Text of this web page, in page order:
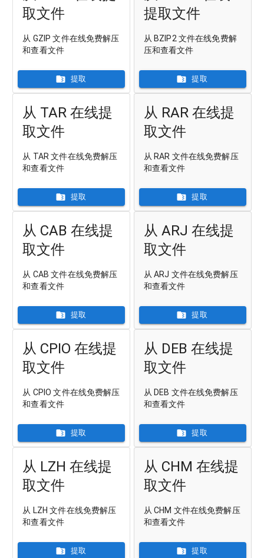
取文件
从 GZIP 文件在线免费解压
和查看文件
提取
提取文件
从 BZIP2 文件在线免费解
压和查看文件
提取
从 TAR 在线提
取文件
从 TAR 文件在线免费解压
和查看文件
提取
从 RAR 在线提
取文件
从 RAR 文件在线免费解压
和查看文件
提取
从 CAB 在线提
取文件
从 CAB 文件在线免费解压
和查看文件
提取
从 ARJ 在线提
取文件
从 ARJ 文件在线免费解压
和查看文件
提取
从 CPIO 在线提
取文件
从 CPIO 文件在线免费解压
和查看文件
提取
从 DEB 在线提
取文件
从 DEB 文件在线免费解压
和查看文件
提取
从 LZH 在线提
取文件
从 LZH 文件在线免费解压
和查看文件
提取
从 CHM 在线提
取文件
从 CHM 文件在线免费解压
和查看文件
提取